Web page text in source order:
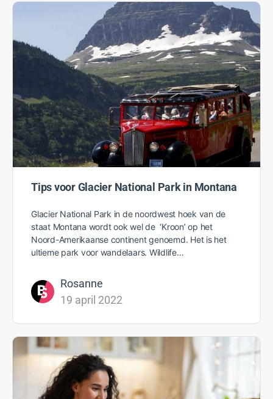
Tips voor Glacier National Park in Montana
Glacier National Park in de noordwest hoek van de
staat Montana wordt ook wel de ‘Kroon’ op het
Noord-Amerikaanse continent genoemd. Het is het
ultieme park voor wandelaars. Wildlife…
Rosanne
19 april 2022